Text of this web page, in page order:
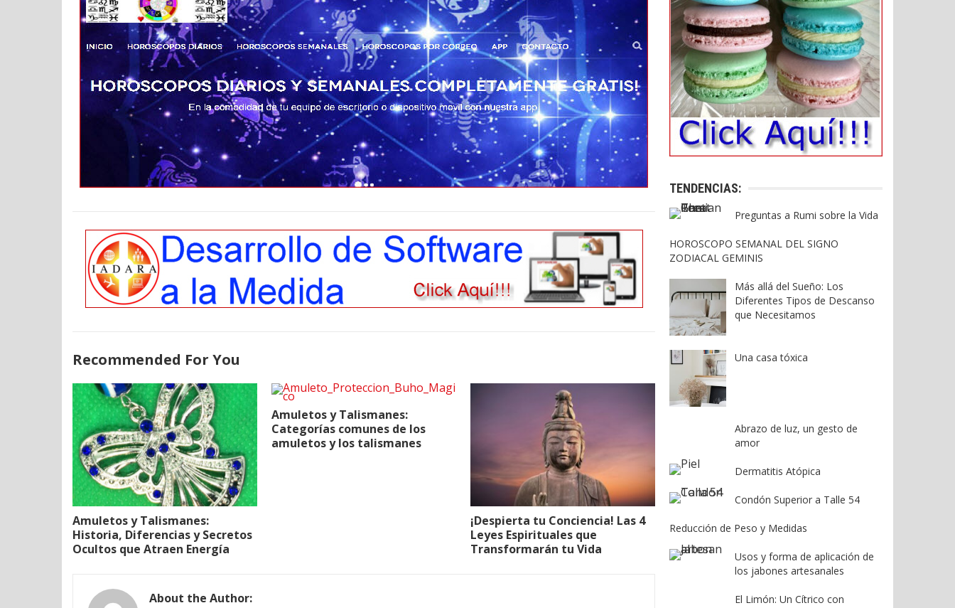
Recommended For You
Amuletos y Talismanes:
Historia, Diferencias y Secretos
Ocultos que Atraen Energía
Amuletos y Talismanes:
Categorías comunes de los
amuletos y los talismanes
¡Despierta tu Conciencia! Las 4
Leyes Espirituales que
Transformarán tu Vida
About the Author:
TENDENCIAS:
Preguntas a Rumi sobre la Vida
HOROSCOPO SEMANAL DEL SIGNO
ZODIACAL GEMINIS
Más allá del Sueño: Los
Diferentes Tipos de Descanso
que Necesitamos
Una casa tóxica
Abrazo de luz, un gesto de
amor
Dermatitis Atópica
Condón Superior a Talle 54
Reducción de Peso y Medidas
Usos y forma de aplicación de
los jabones artesanales
El Limón: Un Cítrico con